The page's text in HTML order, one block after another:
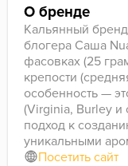
О бренде
Кальянный
блогера Саша
фасовках (25
крепости
особенность —
(Virginia, Burley и
подход к
уникальными
Посетить сайт